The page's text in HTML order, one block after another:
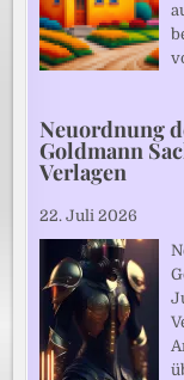
Neuordnung
Goldmann
Verlagen
22. Juli 2026